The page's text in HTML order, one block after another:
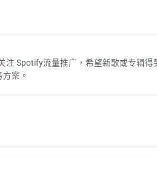
Spotify流量推广，希望新歌或专辑得
案。